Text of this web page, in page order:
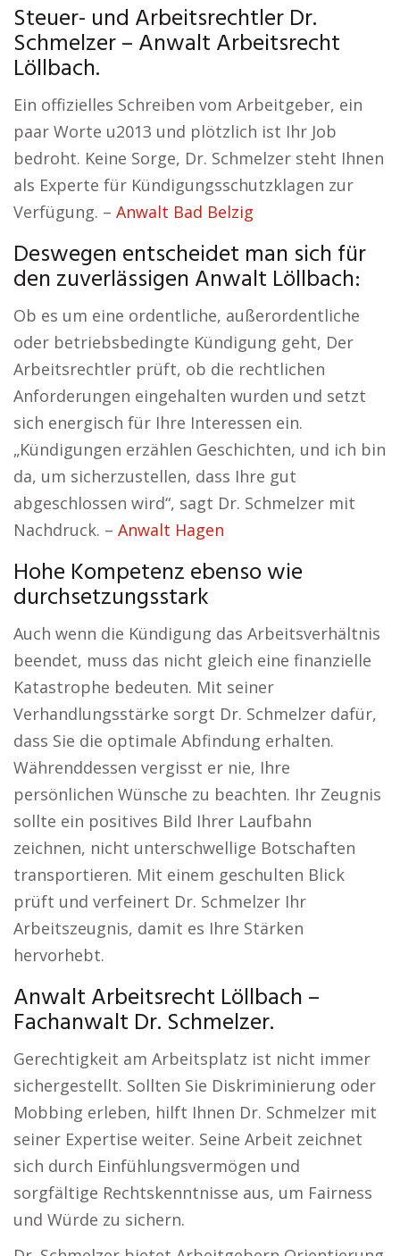
Steuer- und Arbeitsrechtler Dr.
Schmelzer – Anwalt Arbeitsrecht
Löllbach.
Ein offizielles Schreiben vom Arbeitgeber, ein
paar Worte u2013 und plötzlich ist Ihr Job
bedroht. Keine Sorge, Dr. Schmelzer steht Ihnen
als Experte für Kündigungsschutzklagen zur
Verfügung. – Anwalt Bad Belzig
Deswegen entscheidet man sich für
den zuverlässigen Anwalt Löllbach:
Ob es um eine ordentliche, außerordentliche
oder betriebsbedingte Kündigung geht, Der
Arbeitsrechtler prüft, ob die rechtlichen
Anforderungen eingehalten wurden und setzt
sich energisch für Ihre Interessen ein.
„Kündigungen erzählen Geschichten, und ich bin
da, um sicherzustellen, dass Ihre gut
abgeschlossen wird“, sagt Dr. Schmelzer mit
Nachdruck. – Anwalt Hagen
Hohe Kompetenz ebenso wie
durchsetzungsstark
Auch wenn die Kündigung das Arbeitsverhältnis
beendet, muss das nicht gleich eine finanzielle
Katastrophe bedeuten. Mit seiner
Verhandlungsstärke sorgt Dr. Schmelzer dafür,
dass Sie die optimale Abfindung erhalten.
Währenddessen vergisst er nie, Ihre
persönlichen Wünsche zu beachten. Ihr Zeugnis
sollte ein positives Bild Ihrer Laufbahn
zeichnen, nicht unterschwellige Botschaften
transportieren. Mit einem geschulten Blick
prüft und verfeinert Dr. Schmelzer Ihr
Arbeitszeugnis, damit es Ihre Stärken
hervorhebt.
Anwalt Arbeitsrecht Löllbach –
Fachanwalt Dr. Schmelzer.
Gerechtigkeit am Arbeitsplatz ist nicht immer
sichergestellt. Sollten Sie Diskriminierung oder
Mobbing erleben, hilft Ihnen Dr. Schmelzer mit
seiner Expertise weiter. Seine Arbeit zeichnet
sich durch Einfühlungsvermögen und
sorgfältige Rechtskenntnisse aus, um Fairness
und Würde zu sichern.